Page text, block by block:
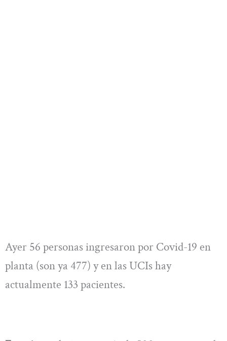
Ayer 56 personas ingresaron por Covid-19 en
planta (son ya 477) y en las UCIs hay
actualmente 133 pacientes.